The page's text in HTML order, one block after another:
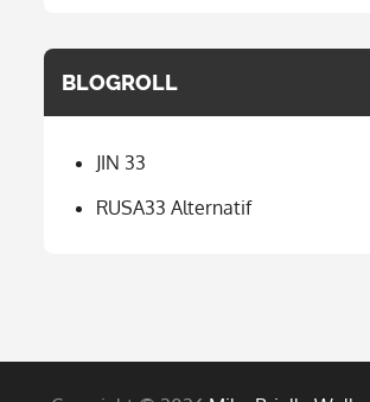
BLOGROLL
JIN 33
RUSA33 Alternatif